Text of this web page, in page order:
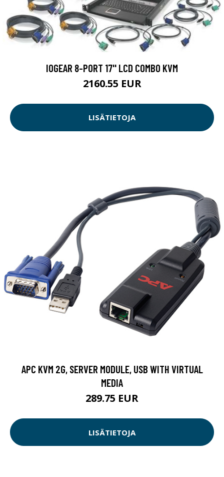
IOGEAR 8-PORT 17'' LCD COMBO KVM
2160.55 EUR
LISÄTIETOJA
APC KVM 2G, SERVER MODULE, USB WITH VIRTUAL
MEDIA
289.75 EUR
LISÄTIETOJA